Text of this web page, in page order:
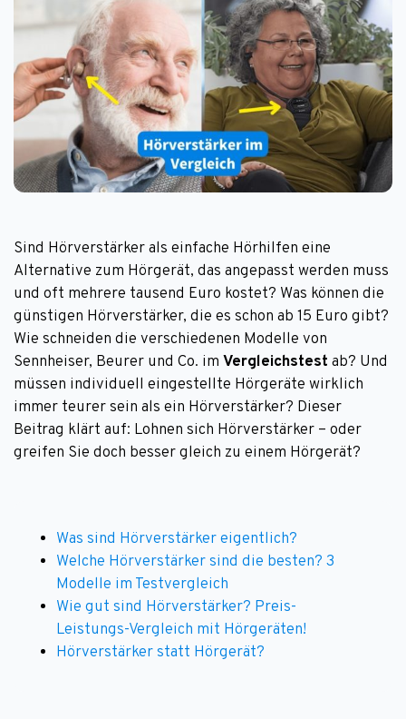
Sind Hörverstärker als einfache Hörhilfen eine
Alternative zum Hörgerät, das angepasst werden muss
und oft mehrere tausend Euro kostet? Was können die
günstigen Hörverstärker, die es schon ab 15 Euro gibt?
Wie schneiden die verschiedenen Modelle von
Sennheiser, Beurer und Co. im Vergleichstest ab? Und
müssen individuell eingestellte Hörgeräte wirklich
immer teurer sein als ein Hörverstärker? Dieser
Beitrag klärt auf: Lohnen sich Hörverstärker – oder
greifen Sie doch besser gleich zu einem Hörgerät?
Was sind Hörverstärker eigentlich?
Welche Hörverstärker sind die besten? 3
Modelle im Testvergleich
Wie gut sind Hörverstärker? Preis-
Leistungs-Vergleich mit Hörgeräten!
Hörverstärker statt Hörgerät?